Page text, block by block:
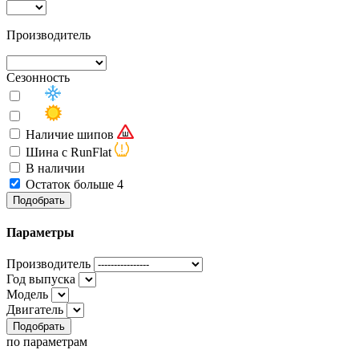
Производитель
Сезонность
Наличие шипов
Шина с RunFlat
В наличии
Остаток больше 4
Подобрать
Параметры
Производитель
Год выпуска
Модель
Двигатель
Подобрать
по параметрам